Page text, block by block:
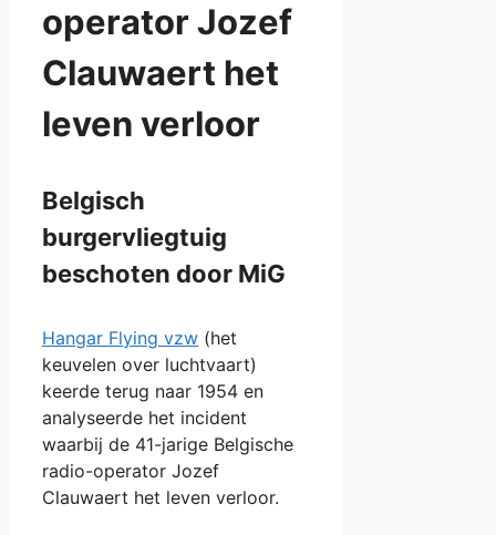
operator Jozef
Clauwaert het
leven verloor
Belgisch
burgervliegtuig
beschoten door MiG
Hangar Flying vzw (het
keuvelen over luchtvaart)
keerde terug naar 1954 en
analyseerde het incident
waarbij de 41-jarige Belgische
radio-operator Jozef
Clauwaert het leven verloor.